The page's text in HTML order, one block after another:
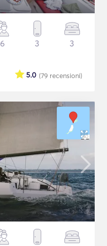
6 3 3
(79 recensioni)
5.0